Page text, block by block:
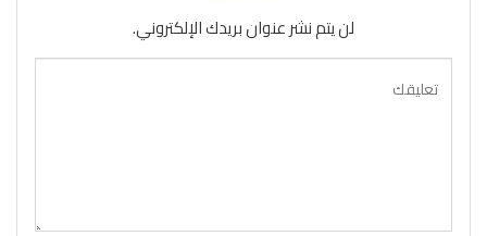
لن يتم نشر عنوان بريدك الإلكتروني.